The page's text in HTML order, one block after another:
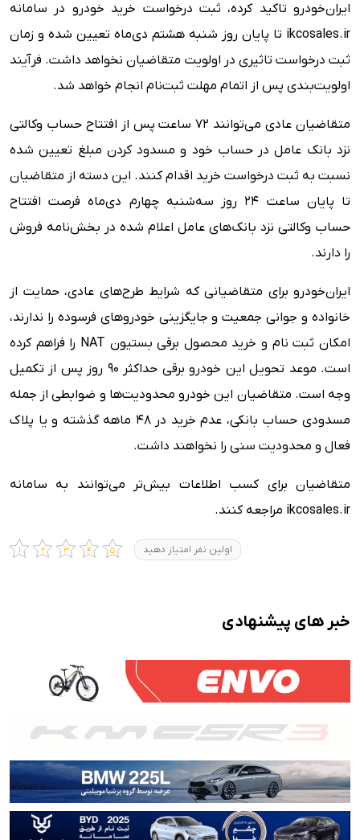
ایران‌خودرو تاکید کرده، ثبت درخواست خرید خودرو در سامانه
ikcosales.ir تا پایان روز شنبه هشتم دی‌ماه تعیین شده و زمان
ثبت درخواست تاثیری در اولویت متقاضیان نخواهد داشت. فرآیند
اولویت‌بندی پس از اتمام مهلت ثبت‌نام انجام خواهد شد.
متقاضیان عادی می‌توانند ۷۲ ساعت پس از افتتاح حساب وکالتی
نزد بانک عامل در حساب خود و مسدود کردن مبلغ تعیین شده
نسبت به ثبت درخواست خرید اقدام کنند. این دسته از متقاضیان
تا پایان ساعت ۲۴ روز سه‌شنبه چهارم دی‌ماه فرصت افتتاح
حساب وکالتی نزد بانک‌های عامل اعلام شده در بخش‌نامه فروش
را دارند.
ایران‌خودرو برای متقاضیانی که شرایط طرح‌های عادی، حمایت از
خانواده و جوانی جمعیت و جایگزینی خودروهای فرسوده را ندارند،
امکان ثبت نام و خرید محصول برقی بستیون NAT را فراهم کرده
است. موعد تحویل این خودرو برقی حداکثر ۹۰ روز پس از تکمیل
وجه است. متقاضیان این خودرو محدودیت‌ها و ضوابطی از جمله
مسدودی حساب بانکی، عدم خرید در ۴۸ ماهه گذشته و یا پلاک
فعال و محدودیت سنی را نخواهند داشت.
متقاضیان برای کسب اطلاعات بیش‌تر می‌توانند به سامانه
ikcosales.ir مراجعه کنند.
اولین نفر امتیاز دهید
خبر های پیشنهادی